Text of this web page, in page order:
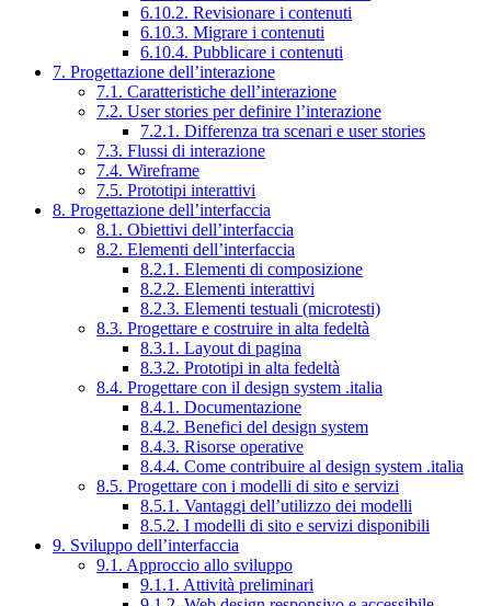
6.10.2. Revisionare i contenuti
6.10.3. Migrare i contenuti
6.10.4. Pubblicare i contenuti
7. Progettazione dell’interazione
7.1. Caratteristiche dell’interazione
7.2. User stories per definire l’interazione
7.2.1. Differenza tra scenari e user stories
7.3. Flussi di interazione
7.4. Wireframe
7.5. Prototipi interattivi
8. Progettazione dell’interfaccia
8.1. Obiettivi dell’interfaccia
8.2. Elementi dell’interfaccia
8.2.1. Elementi di composizione
8.2.2. Elementi interattivi
8.2.3. Elementi testuali (microtesti)
8.3. Progettare e costruire in alta fedeltà
8.3.1. Layout di pagina
8.3.2. Prototipi in alta fedeltà
8.4. Progettare con il design system .italia
8.4.1. Documentazione
8.4.2. Benefici del design system
8.4.3. Risorse operative
8.4.4. Come contribuire al design system .italia
8.5. Progettare con i modelli di sito e servizi
8.5.1. Vantaggi dell’utilizzo dei modelli
8.5.2. I modelli di sito e servizi disponibili
9. Sviluppo dell’interfaccia
9.1. Approccio allo sviluppo
9.1.1. Attività preliminari